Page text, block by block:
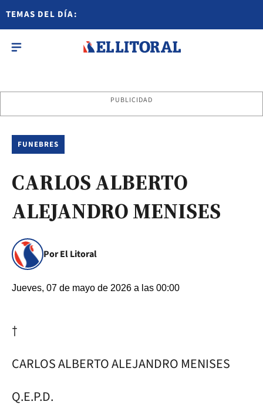
TEMAS DEL DÍA:
PUBLICIDAD
FUNEBRES
CARLOS ALBERTO
ALEJANDRO MENISES
Por El Litoral
Jueves, 07 de mayo de 2026 a las 00:00
†
CARLOS ALBERTO ALEJANDRO MENISES
Q.E.P.D.